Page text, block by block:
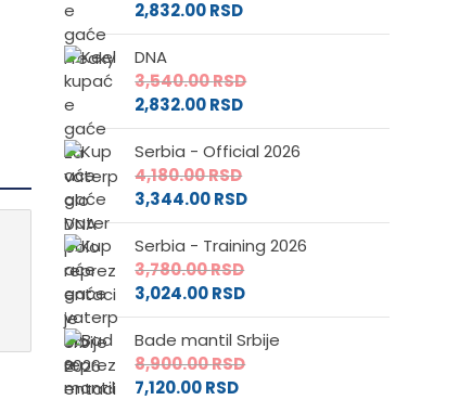
2,832.00RSD
DNA
3,540.00RSD
2,832.00RSD
Serbia - Official 2026
4,180.00RSD
3,344.00RSD
Serbia - Training 2026
3,780.00RSD
3,024.00RSD
Bade mantil Srbije
8,900.00RSD
7,120.00RSD